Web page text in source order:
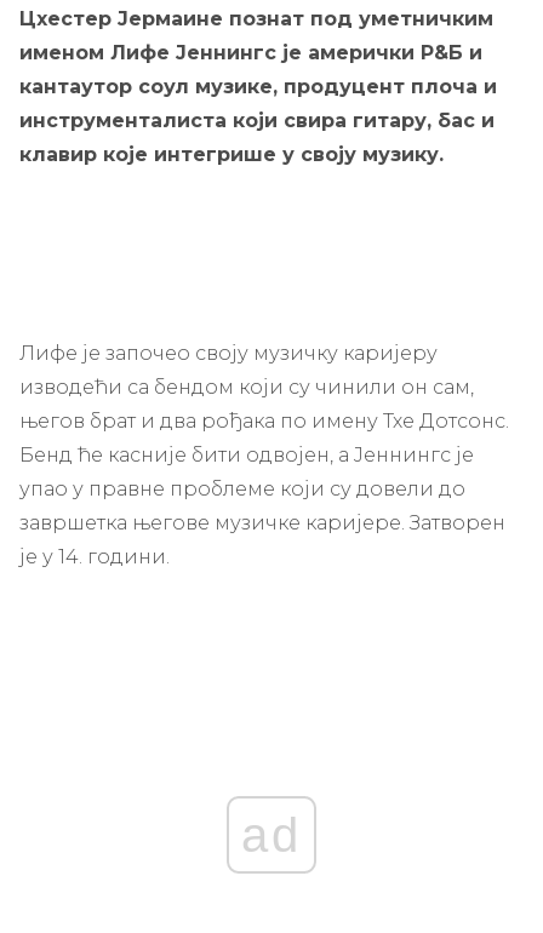
Цхестер Јермаине познат под уметничким
именом Лифе Јеннингс је амерички Р&Б и
кантаутор соул музике, продуцент плоча и
инструменталиста који свира гитару, бас и
клавир које интегрише у своју музику.
Лифе је започео своју музичку каријеру
изводећи са бендом који су чинили он сам,
његов брат и два рођака по имену Тхе Дотсонс.
Бенд ће касније бити одвојен, а Јеннингс је
упао у правне проблеме који су довели до
завршетка његове музичке каријере. Затворен
је у 14. години.
ad